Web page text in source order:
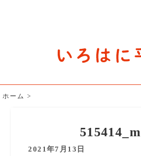
ホーム >
515414_m
2021年7月13日